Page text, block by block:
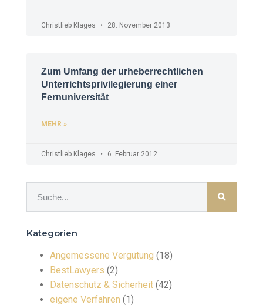
Christlieb Klages 28. November 2013
Zum Umfang der urheberrechtlichen
Unterrichtsprivilegierung einer
Fernuniversität
MEHR »
Christlieb Klages 6. Februar 2012
Kategorien
Angemessene Vergütung (18)
BestLawyers (2)
Datenschutz & Sicherheit (42)
eigene Verfahren (1)